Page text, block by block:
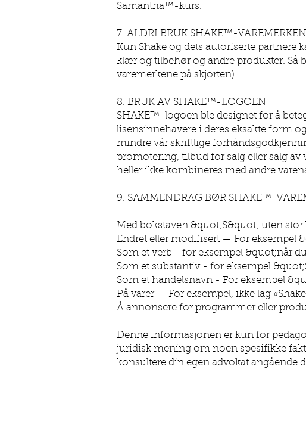
Samantha™-kurs.
7. ALDRI BRUK SHAKE™-
Kun Shake og dets autoriserte
klær og tilbehør og andre produkter. Så
varemerkene på skjorten).
8. BRUK AV SHAKE™-LOGOEN
SHAKE™-logoen ble designet for å
lisensinnehavere i deres eksakte form
mindre vår skriftlige
promotering, tilbud for salg eller salg
heller ikke kombineres med andre
9. SAMMENDRAG BØR SHAKE™-
Med bokstaven &quot;S&quot; uten
Endret eller modifisert — For eksempel
Som et verb - for eksempel &quot;når
Som et substantiv - for eksempel
Som et handelsnavn - For eksempel
På varer — For eksempel, ikke lag
Å annonsere for programmer eller
Denne informasjonen er kun for
juridisk mening om noen spesifikke
konsultere din egen advokat angående